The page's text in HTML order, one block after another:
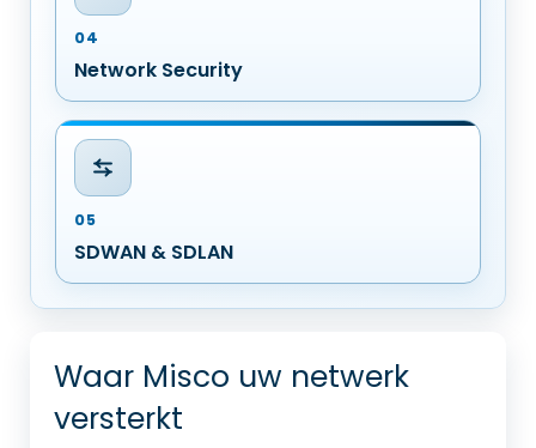
04
Network Security
05
SDWAN & SDLAN
Waar Misco uw netwerk
versterkt